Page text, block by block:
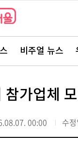
비주얼 뉴스
가업체
00:00 수